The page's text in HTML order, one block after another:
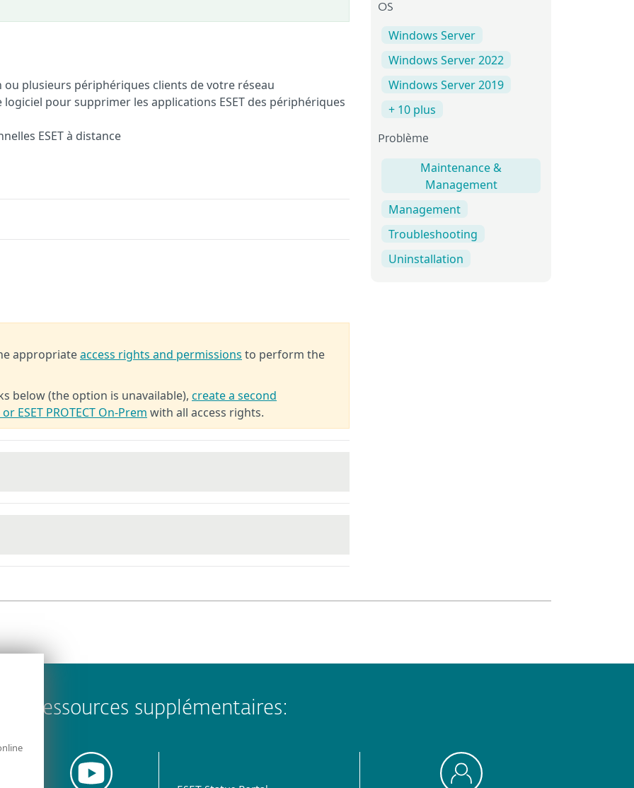
ou plusieurs périphériques clients de votre réseau
pour supprimer les applications ESET des périphériques
ESET à distance
appropriateaccess rights and permissions to perform the
below (the option is unavailable), create a second
ESET PROTECT On-Prem with all access rights.
OS
Windows Server
Windows Server 2022
Windows Server 2019
+ 10 plus
Problème
Maintenance &
Management
Management
Troubleshooting
Uninstallation
Ressources supplémentaires: